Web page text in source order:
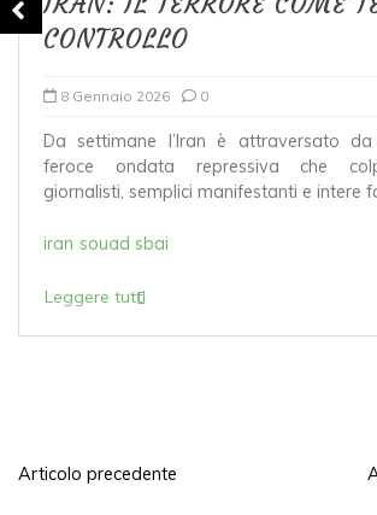
CONTROLLO
8 Gennaio 2026 0
Da settimane l’Iran è attraversato
feroce ondata repressiva che
giornalisti, semplici manifestanti e intere
iran souad sbai
Leggere tutti
N
Articolo precedente